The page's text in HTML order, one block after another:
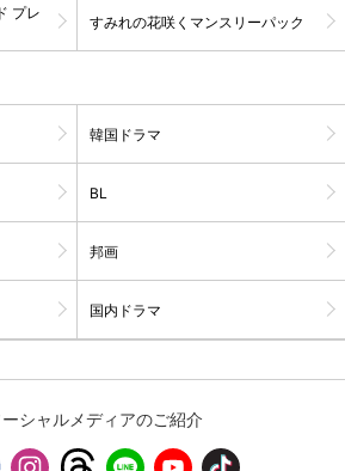
サイト内の閲覧履歴を確認できます。履歴
サイト内で表示される作品の表示制限が可
スマホなどでRakuten TVを視聴する際のデ
バイス連携の設定ができます。
視聴年齢制限の変更時にパスコード入力が
求められるのでお子さまがいても安心で
す。
レスの変更が可能です。
プレ
すみれの花咲くマンスリーパック
韓国ドラマ
BL
邦画
国内ドラマ
シャルメディアのご紹介